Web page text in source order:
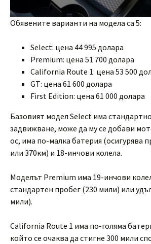
Обявените варианти на модела са 5:
Select: цена 44 995 долара
Premium: цена 51 700 долара
California Route 1: цена 53 500
GT: цена 61 600 долара
First Edition: цена 61 000 долара
Базовият модел Select има
задвижване, може да му се добави
ос, има по-малка батерия (осигурява
или 370км) и 18-инчови колела.
Моделът Premium има 19-инчови
стандартен пробег (230 мили) или
мили).
California Route 1 има по-голяма
който се очаква да стигне 300 мили